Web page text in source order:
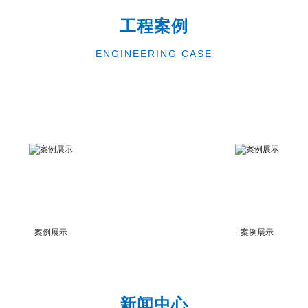
工程案例
ENGINEERING CASE
案例展示 案例展示
新闻中心